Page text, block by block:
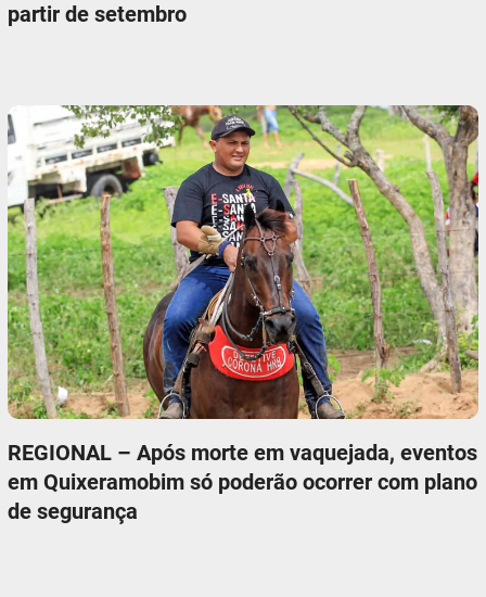
partir de setembro
REGIONAL – Após morte em vaquejada, eventos
em Quixeramobim só poderão ocorrer com plano
de segurança